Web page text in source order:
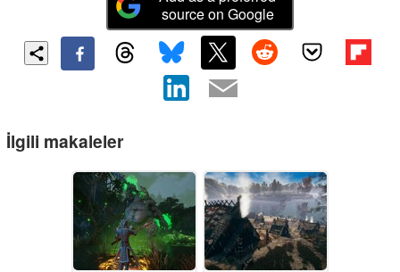
source on Google
İlgili makaleler